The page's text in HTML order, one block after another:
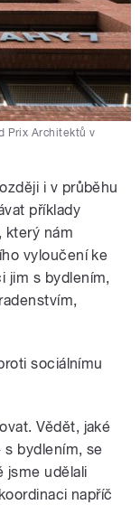
Prix Architektů v
i v průběhu
příklady
který nám
vyloučení ke
jim s bydlením,
sociálnímu
Vědět, jaké
s bydlením, se
jsme udělali
napříč